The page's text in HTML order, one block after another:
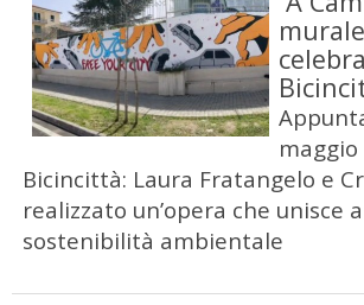
maggio
Bicincittà: Laura Fratangelo e
realizzato un’opera che unisce
sostenibilità ambientale